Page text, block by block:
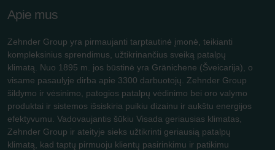
Apie mus
Zehnder Group yra pirmaujanti tarptautinė įmonė, teikianti
kompleksinius sprendimus, užtikrinančius sveiką patalpų
klimatą. Nuo 1895 m. jos būstinė yra Gränichene (Šveicarija), o
visame pasaulyje dirba apie 3300 darbuotojų. Zehnder Group
šildymo ir vėsinimo, patogios patalpų vėdinimo bei oro valymo
produktai ir sistemos išsiskiria puikiu dizainu ir aukštu energijos
efektyvumu. Vadovaujantis šūkiu Visada geriausias klimatas,
Zehnder Group ir ateityje sieks užtikrinti geriausią patalpų
klimatą, kad taptų pirmuoju klientų pasirinkimu ir patikimu